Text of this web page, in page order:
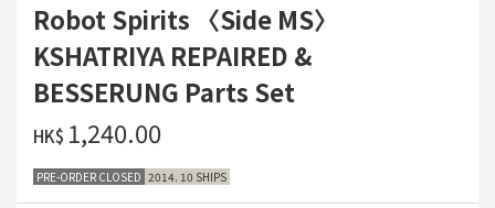
Robot Spirits 〈Side MS〉
KSHATRIYA REPAIRED &
BESSERUNG Parts Set
HK$ ‌1,240.00
PRE-ORDER CLOSED 2014. 10 SHIPS